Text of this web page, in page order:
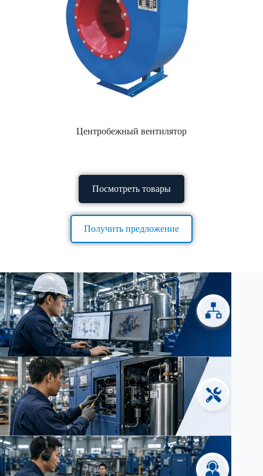
Центробежный вентилятор
Посмотреть товары
Получить предложение